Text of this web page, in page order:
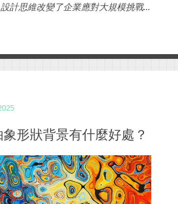
計思維改變了企業應對大規模挑戰
極影響。...
形狀背景有什麼好處？